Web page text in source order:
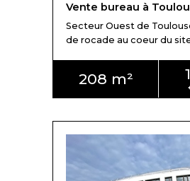
Vente bureau à
Secteur Ouest de
de rocade au coeur du site
208 m²